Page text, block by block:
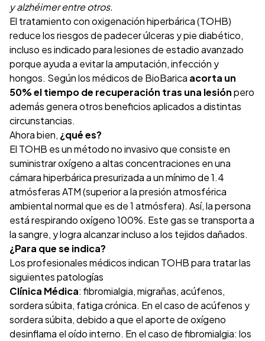
y alzhéimer entre otros.
El tratamiento con oxigenación hiperbárica (TOHB)
reduce los riesgos de padecer úlceras y pie diabético,
incluso es indicado para lesiones de estadio avanzado
porque ayuda a evitar la amputación, infección y
hongos. Según los médicos de BioBarica acorta un
50% el tiempo de recuperación tras una lesiónpero
además genera otros beneficios aplicados a distintas
circunstancias.
Ahora bien, ¿qué es?
El TOHB es un método no invasivo que consiste en
suministrar oxígeno a altas concentraciones en una
cámara hiperbárica presurizada a un mínimo de 1.4
atmósferas ATM (superior a la presión atmosférica
ambiental normal que es de 1 atmósfera). Así, la persona
está respirando oxígeno 100%. Este gas se transporta a
la sangre, y logra alcanzar incluso a los tejidos dañados.
¿Para que se indica?
Los profesionales médicos indican TOHB para tratar las
siguientes patologías
Clínica Médica: fibromialgia, migrañas, acúfenos,
sordera súbita, fatiga crónica. En el caso de acúfenos y
sordera súbita, debido a que el aporte de oxígeno
desinflama el oído interno. En el caso de fibromialgia: los